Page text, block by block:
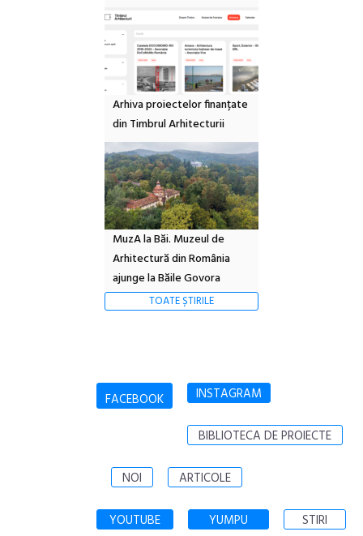
Arhiva proiectelor finanțate
din Timbrul Arhitecturii
MuzA la Băi. Muzeul de
Arhitectură din România
ajunge la Băile Govora
TOATE ȘTIRILE
FACEBOOK INSTAGRAM
BIBLIOTECA DE PROIECTE
NOI ARTICOLE
YOUTUBE YUMPU STIRI